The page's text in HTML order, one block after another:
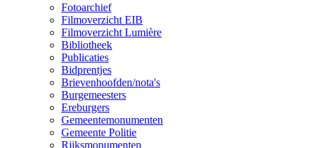
Fotoarchief
Filmoverzicht EIB
Filmoverzicht Lumière
Bibliotheek
Publicaties
Bidprentjes
Brievenhoofden/nota's
Burgemeesters
Ereburgers
Gemeentemonumenten
Gemeente Politie
Rijksmonumenten